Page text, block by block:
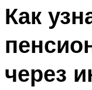
Как
через